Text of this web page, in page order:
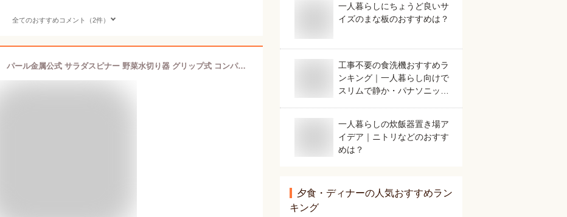
全てのおすすめコメント（2件）
【5月1日、5日はポイント5倍！】 パール金属公式 サラダスピナー 野菜水切り器 グリップ式 コンパクト C-4698 日本製 サラダ水切り 小さめ 洗いやすい 1人暮らし ミニ スリム 小さい 小型 野菜スピナー 手動 水切りボウル ENJOY KITCHEN
一人暮らしにちょうど良いサ
イズのまな板のおすすめは？
工事不要の食洗機おすすめラ
ンキング｜一人暮らし向けで
スリムで静か・パナソニック
一人暮らしの炊飯器置き場ア
イデア｜ニトリなどのおすす
めは？
夕食・ディナーの人気おすすめラン
キング